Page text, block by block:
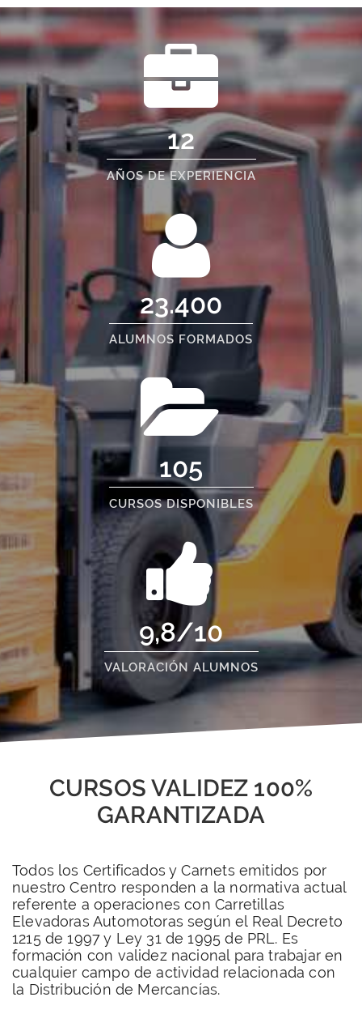
12
AÑOS DE EXPERIENCIA
23.400
ALUMNOS FORMADOS
105
CURSOS DISPONIBLES
9,8/10
VALORACIÓN ALUMNOS
CURSOS VALIDEZ 100%
GARANTIZADA
Todos los Certificados y Carnets emitidos por
nuestro Centro responden a la normativa actual
referente a operaciones con Carretillas
Elevadoras Automotoras según el Real Decreto
1215 de 1997 y Ley 31 de 1995 de PRL. Es
formación con validez nacional para trabajar en
cualquier campo de actividad relacionada con
la Distribución de Mercancías.